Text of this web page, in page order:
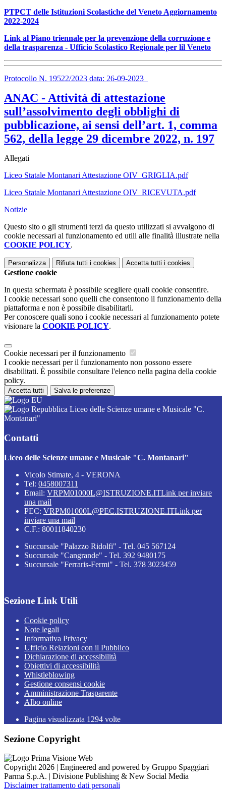
PTPCT delle Istituzioni Scolastiche del Veneto Aggiornamento
2022-2024
Link al Piano triennale per la prevenzione della corruzione e
della trasparenza - Ufficio Scolastico Regionale per lil Veneto
Protocollo N. 19522/2023 data: 26-09-2023
ANAC - Attività di attestazione
sull’assolvimento degli obblighi di
pubblicazione, ai sensi dell’art. 1, comma
562, della legge 29 dicembre 2022, n. 197
Allegati
Liceo Statale Montanari Attestazione OIV_GRIGLIA.pdf
Liceo Statale Montanari Attestazione OIV_RICEVUTA.pdf
Notizie
Questo sito o gli strumenti terzi da questo utilizzati si avvalgono di
cookie necessari al funzionamento ed utili alle finalità illustrate nella
COOKIE POLICY.
Personalizza Rifiuta tutti i cookies Accetta tutti i cookies
Gestione cookie
In questa schermata è possibile scegliere quali cookie consentire.
I cookie necessari sono quelli che consentono il funzionamento della
piattaforma e non è possibile disabilitarli.
Per conoscere quali sono i cookie necessari al funzionamento potete
visionare la COOKIE POLICY.
Cookie necessari per il funzionamento
I cookie necessari per il funzionamento non possono essere
disabilitati. È possibile consultare l'elenco nella pagina della cookie
policy.
Accetta tutti Salva le preferenze
Liceo delle Scienze umane e Musicale "C.
Montanari"
Contatti
Liceo delle Scienze umane e Musicale "C. Montanari"
Vicolo Stimate, 4 - VERONA
Tel: 0458007311
Email: VRPM01000L@ISTRUZIONE.ITLink per inviare
una mail
PEC: VRPM01000L@PEC.ISTRUZIONE.ITLink per
inviare una mail
C.F.: 80011840230
Succursale "Palazzo Ridolfi" - Tel. 045 567124
Succursale "Cangrande" - Tel. 392 9480175
Succursale "Ferraris-Fermi" - Tel. 378 3023459
Sezione Link Utili
Cookie policy
Note legali
Informativa Privacy
Ufficio Relazioni con il Pubblico
Dichiarazione di accessibilità
Obiettivi di accessibilità
Whistleblowing
Gestione consensi cookie
Amministrazione Trasparente
Albo online
Pagina visualizzata 1294 volte
Sezione Copyright
Copyright 2026 | Engineered and powered by Gruppo Spaggiari
Parma S.p.A. | Divisione Publishing & New Social Media
Disclaimer trattamento dati personali